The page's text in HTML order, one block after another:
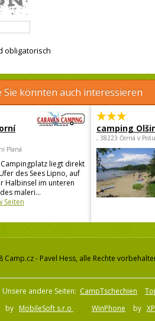
obligatorisch
Sie könnten auch interessieren
Planá
liegt direkt
des Sees Lipno, auf
Halbinsel im unteren
maleri...
Seiten
camping
, 38223 Černá v
- Pavel Hess, alle Rechte
Unsere andere Seiten: CampTschechien
by MobileSoft s.r.o WinPhone by